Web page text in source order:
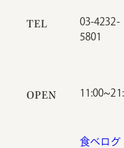
TEL
03-4232-
5801
OPEN
食べログ